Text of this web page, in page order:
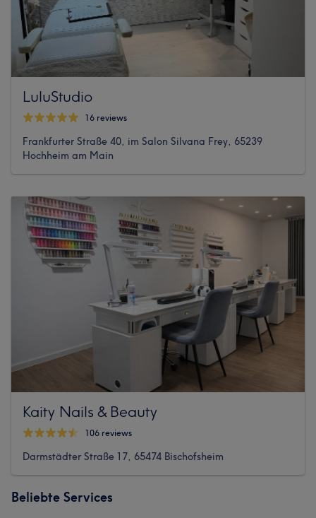
LuluStudio
16 reviews
Frankfurter Straße 40, im Salon Silvana Frey, 65239
Hochheim am Main
Kaity Nails & Beauty
106 reviews
Darmstädter Straße 17, 65474 Bischofsheim
Beliebte Services